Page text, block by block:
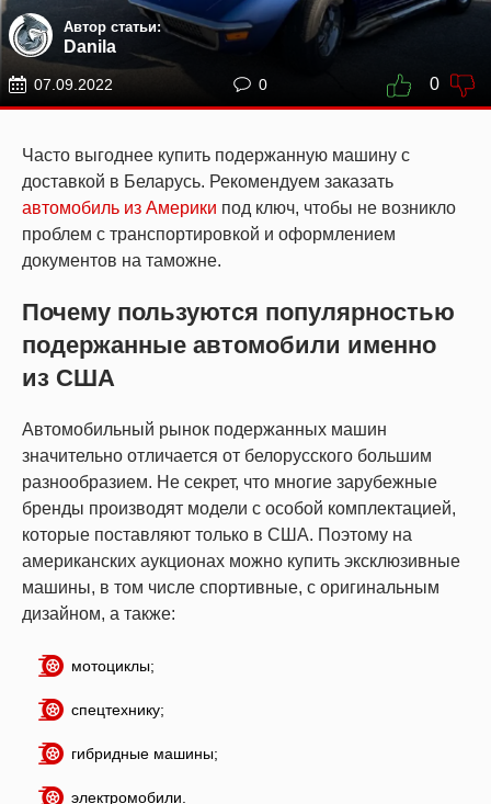
Автор статьи:
Danila
07.09.2022 0 0
Часто выгоднее купить подержанную машину с
доставкой в Беларусь. Рекомендуем заказать
автомобиль из Америки под ключ, чтобы не возникло
проблем с транспортировкой и оформлением
документов на таможне.
Почему пользуются популярностью
подержанные автомобили именно
из США
Автомобильный рынок подержанных машин
значительно отличается от белорусского большим
разнообразием. Не секрет, что многие зарубежные
бренды производят модели с особой комплектацией,
которые поставляют только в США. Поэтому на
американских аукционах можно купить эксклюзивные
машины, в том числе спортивные, с оригинальным
дизайном, а также:
мотоциклы;
спецтехнику;
гибридные машины;
электромобили.